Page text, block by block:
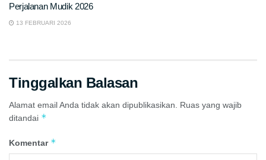
Perjalanan Mudik 2026
13 FEBRUARI 2026
Tinggalkan Balasan
Alamat email Anda tidak akan dipublikasikan.
Ruas yang wajib
ditandai *
Komentar *